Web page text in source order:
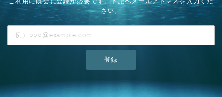
さい。
登録